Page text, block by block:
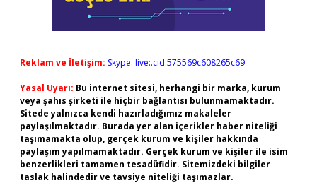
Reklam ve İletişim: Skype: live:.cid.575569c608265c69
Yasal Uyarı: Bu internet sitesi, herhangi bir marka, kurum
veya şahıs şirketi ile hiçbir bağlantısı bulunmamaktadır.
Sitede yalnızca kendi hazırladığımız makaleler
paylaşılmaktadır. Burada yer alan içerikler haber niteliği
taşımamakta olup, gerçek kurum ve kişiler hakkında
paylaşım yapılmamaktadır. Gerçek kurum ve kişiler ile isim
benzerlikleri tamamen tesadüfidir. Sitemizdeki bilgiler
taslak halindedir ve tavsiye niteliği taşımazlar.